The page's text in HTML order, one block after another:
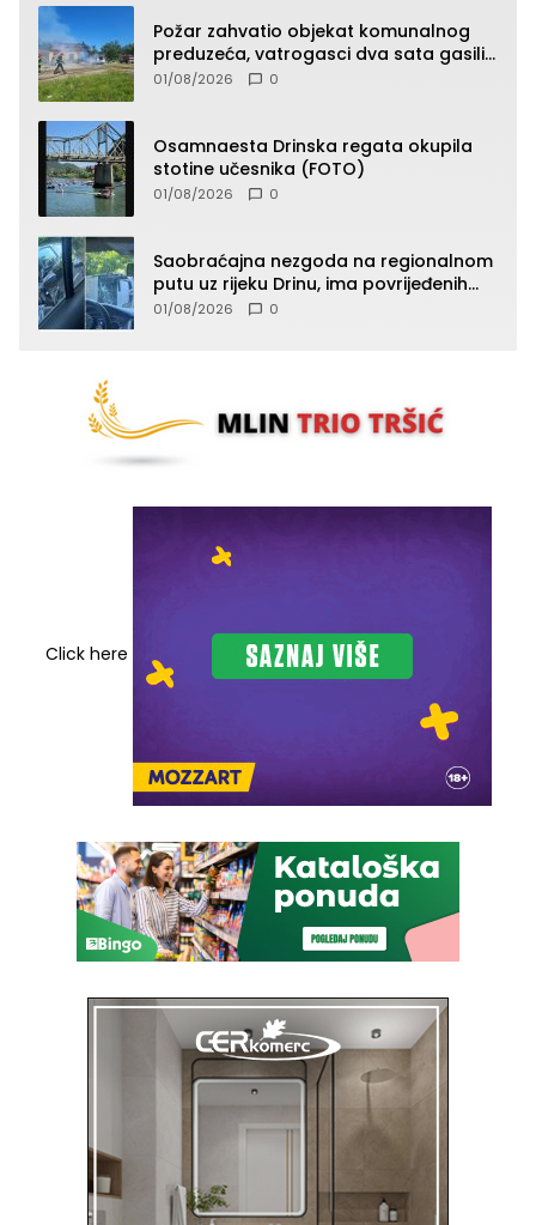
Požar zahvatio objekat komunalnog
preduzeća, vatrogasci dva sata gasili
vatru (FOTO)
01/08/2026 0
Osamnaesta Drinska regata okupila
stotine učesnika (FOTO)
01/08/2026 0
Saobraćajna nezgoda na regionalnom
putu uz rijeku Drinu, ima povrijeđenih
lica (FOTO)
01/08/2026 0
Click here